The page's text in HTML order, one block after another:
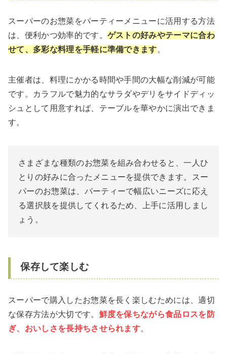
スーパーのお惣菜をパーティーメニューに活用する方法
は、便利かつ効率的です。 ゲストの好みやテーマに合わ
せて、多彩な料理を手軽に準備できます。
主催者は、料理にかかる時間や手間の大幅な削減が可能
です。カラフルで魅力的なサラダやデリをサイドディッ
シュとして用意すれば、テーブルを華やかに演出できま
す。
さまざまな種類のお惣菜を組み合わせると、一人ひ
とりの好みに合ったメニューを提供できます。スー
パーのお惣菜は、パーティーで幅広いニーズに応え
る選択肢を提供してくれるため、上手に活用しまし
ょう。
保存して楽しむ
スーパーで購入したお惣菜を長く楽しむためには、適切
な保存方法が大切です。 鮮度を保ちながら食品ロスを防
ぎ、おいしさを長持ちさせられます。